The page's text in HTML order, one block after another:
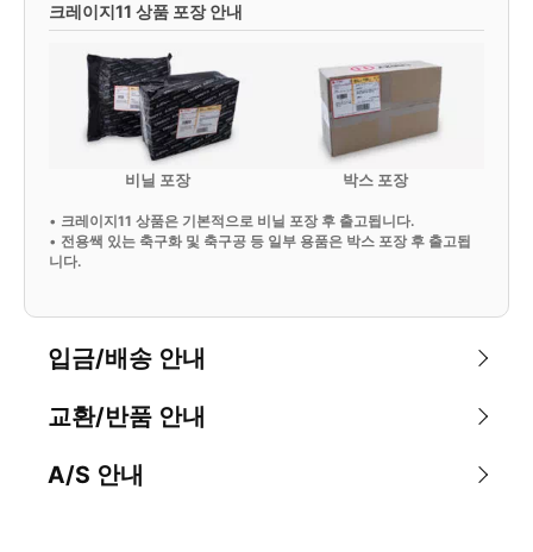
크레이지11 상품 포장 안내
비닐 포장 박스 포장
• 크레이지11 상품은 기본적으로 비닐 포장 후 출고됩니다.
• 전용쌕 있는 축구화 및 축구공 등 일부 용품은 박스 포장 후 출고됩
니다.
입금/배송 안내
교환/반품 안내
A/S 안내